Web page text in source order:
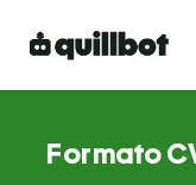
Formato